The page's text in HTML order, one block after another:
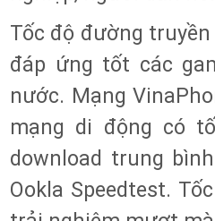
Tốc độ đường truyền
đáp ứng tốt các
nước. Mạng
mạng di động có
download trung
Ookla Speedtest.